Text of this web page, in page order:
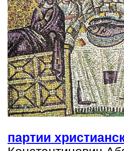
партии